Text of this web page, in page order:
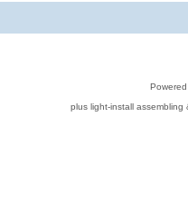
plus light-install assembling